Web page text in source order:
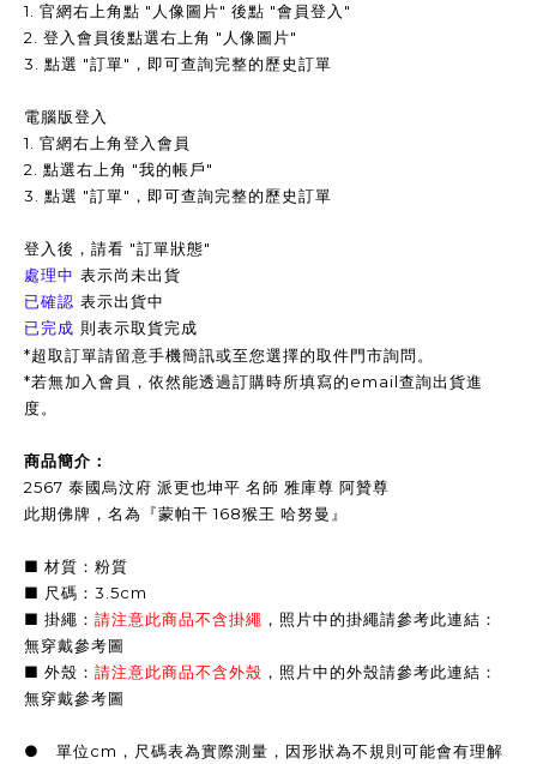
1. 官網右上角點 "人像圖片" 後點 "會員登入"
2. 登入會員後點選右上角 "人像圖片"
3. 點選 "訂單"，即可查詢完整的歷史訂單
電腦版登入
1. 官網右上角登入會員
2. 點選右上角 "我的帳戶"
3. 點選 "訂單"，即可查詢完整的歷史訂單
登入後，請看 "訂單狀態"
處理中 表示尚未出貨
已確認 表示出貨中
已完成 則表示取貨完成
*超取訂單請留意手機簡訊或至您選擇的取件門市詢問。
*若無加入會員，依然能透過訂購時所填寫的email查詢出貨進
度。
商品簡介：
2567 泰國烏汶府 派更也坤平 名師 雅庫尊 阿贊尊
此期佛牌，名為『蒙帕干 168猴王 哈努曼』
■ 材質：粉質
■ 尺碼：3.5cm
■ 掛繩： 請注意此商品不含掛繩 ，照片中的掛繩請參考此連結：
無穿戴參考圖
■ 外殼： 請注意此商品不含外殼 ，照片中的外殼請參考此連結：
無穿戴參考圖
● 單位cm，尺碼表為實際測量，因形狀為不規則可能會有理解